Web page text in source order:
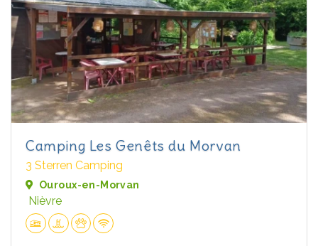
Camping Les Genêts du Morvan
3 Sterren Camping
Ouroux-en-Morvan
Nièvre